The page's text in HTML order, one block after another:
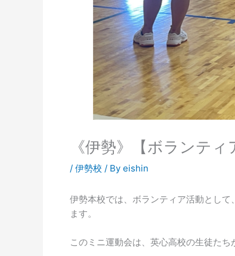
《伊勢》【ボランテ
/ 伊勢校 / By eishin
伊勢本校では、ボランティア活動とし
ます。
このミニ運動会は、英心高校の生徒た